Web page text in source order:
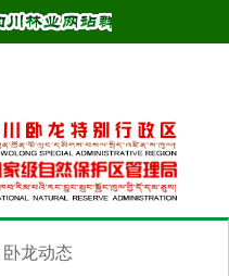
卧龙动态